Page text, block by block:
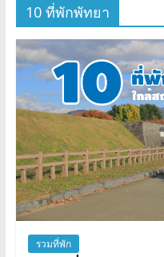
10 ที่พักพัทยา
รวมที่พัก